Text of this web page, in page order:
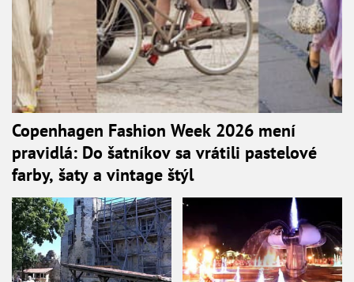
Copenhagen Fashion Week 2026 mení
pravidlá: Do šatníkov sa vrátili pastelové
farby, šaty a vintage štýl